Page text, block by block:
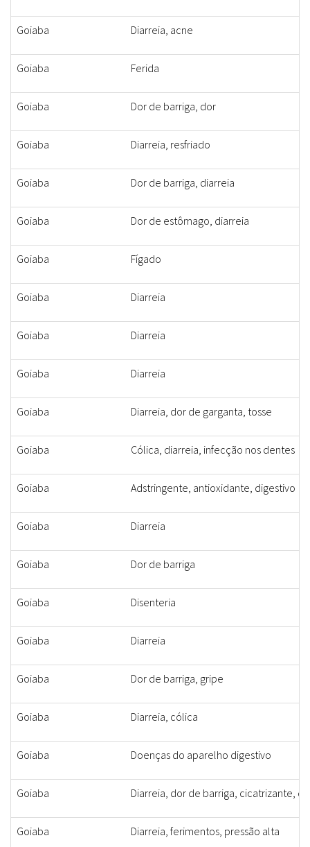
Goiaba Diarreia, acne
Goiaba Ferida
Goiaba Dor de barriga, dor
Goiaba Diarreia, resfriado
Goiaba Dor de barriga, diarreia
Goiaba Dor de estômago, diarreia
Goiaba Fígado
Goiaba Diarreia
Goiaba Diarreia
Goiaba Diarreia
Goiaba Diarreia, dor de garganta, tosse
Goiaba Cólica, diarreia, infecção nos dentes
Goiaba Adstringente, antioxidante, digestivo
Goiaba Diarreia
Goiaba Dor de barriga
Goiaba Disenteria
Goiaba Diarreia
Goiaba Dor de barriga, gripe
Goiaba Diarreia, cólica
Goiaba Doenças do aparelho digestivo
Goiaba Diarreia, dor de barriga, cicatrizante,
Goiaba Diarreia, ferimentos, pressão alta